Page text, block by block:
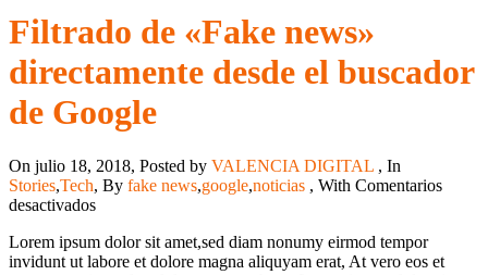
Filtrado de «Fake news»
directamente desde el buscador
de Google
On julio 18, 2018, Posted by VALENCIA DIGITAL , In
Stories,Tech, By fake news,google,noticias , With Comentarios
desactivadosen
de
«Fake
Lorem ipsum dolor sit amet,sed diam nonumy eirmod tempor
invidunt ut labore et dolore magna aliquyam erat, At vero eos et